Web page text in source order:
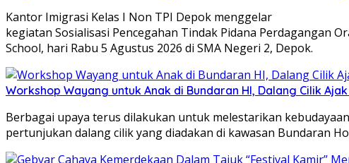
Kantor Imigrasi Kelas I Non TPI Depok menggelar
kegiatan Sosialisasi Pencegahan Tindak Pidana Perdagangan
School, hari Rabu 5 Agustus 2026 di SMA Negeri 2, Depok.
Workshop Wayang untuk Anak di Bundaran HI, Dalang Cilik
Berbagai upaya terus dilakukan untuk melestarikan
pertunjukan dalang cilik yang diadakan di kawasan Bundaran